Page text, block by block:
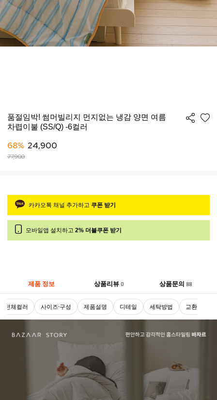
품절임박! 썸머빌리지 먼지없는 냉감 양면 여름
차렵이불 (SS/Q) -6컬러
68% 24,900
77,900
카카오톡 채널 추가하고 쿠폰 받기
모바일앱 설치하고 2% 더블쿠폰 받기
제품 정보 상품리뷰 0 상품문의88
전체컬러 사이즈·구성 제품설명 디테일 세탁방법 교환 및 반